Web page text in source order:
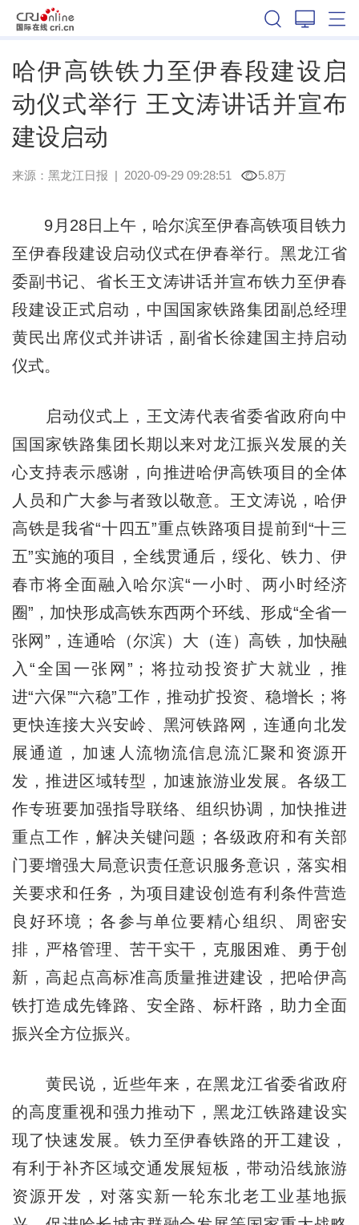
哈伊高铁铁力至伊春段建设启
动仪式举行 王文涛讲话并宣布
建设启动
来源： 黑龙江日报 | 2020-09-29 09:28:51 5.8万
9月28日上午，哈尔滨至伊春高铁项目铁力
至伊春段建设启动仪式在伊春举行。黑龙江省
委副书记、省长王文涛讲话并宣布铁力至伊春
段建设正式启动，中国国家铁路集团副总经理
黄民出席仪式并讲话，副省长徐建国主持启动
仪式。
启动仪式上，王文涛代表省委省政府向中
国国家铁路集团长期以来对龙江振兴发展的关
心支持表示感谢，向推进哈伊高铁项目的全体
人员和广大参与者致以敬意。王文涛说，哈伊
高铁是我省“十四五”重点铁路项目提前到“十三
五”实施的项目，全线贯通后，绥化、铁力、伊
春市将全面融入哈尔滨“一小时、两小时经济
圈”，加快形成高铁东西两个环线、形成“全省一
张网”，连通哈（尔滨）大（连）高铁，加快融
入“全国一张网”；将拉动投资扩大就业，推
进“六保”“六稳”工作，推动扩投资、稳增长；将
更快连接大兴安岭、黑河铁路网，连通向北发
展通道，加速人流物流信息流汇聚和资源开
发，推进区域转型，加速旅游业发展。各级工
作专班要加强指导联络、组织协调，加快推进
重点工作，解决关键问题；各级政府和有关部
门要增强大局意识责任意识服务意识，落实相
关要求和任务，为项目建设创造有利条件营造
良好环境；各参与单位要精心组织、周密安
排，严格管理、苦干实干，克服困难、勇于创
新，高起点高标准高质量推进建设，把哈伊高
铁打造成先锋路、安全路、标杆路，助力全面
振兴全方位振兴。
黄民说，近些年来，在黑龙江省委省政府
的高度重视和强力推动下，黑龙江铁路建设实
现了快速发展。铁力至伊春铁路的开工建设，
有利于补齐区域交通发展短板，带动沿线旅游
资源开发，对落实新一轮东北老工业基地振